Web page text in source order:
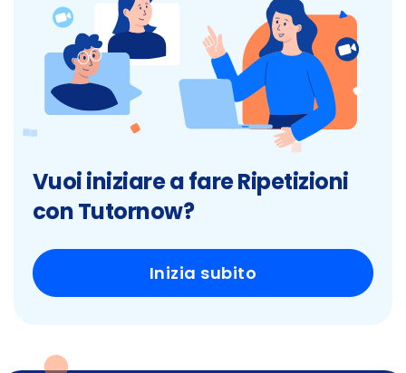
Vuoi iniziare a fare Ripetizioni
con Tutornow?
Inizia subito